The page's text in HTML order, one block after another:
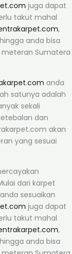
juga dapat
takut mahal
,
anda bisa
Sumatera
anda
satunya adalah
sekali
dan
akan
yang sesuai
dari karpet
sesuaikan
juga dapat
takut mahal
,
anda bisa